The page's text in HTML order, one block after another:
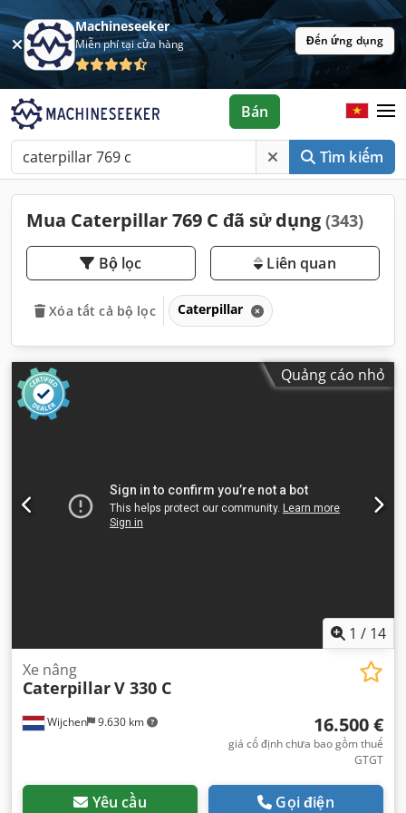
Machineseeker
Miễn phí tại cửa hàng Đến ứng dụng
Tìm kiếm
Bán
Mua Caterpillar 769 C đã sử dụng (343)
Bộ lọc Liên quan
Xóa tất cả bộ lọc Caterpillar
Quảng cáo nhỏ
1 / 14
Wijchen 9.630 km
Xe nâng
CaterpillarV 330 C
16.500 €
giá cố định chưa bao gồm thuế
GTGT
Yêu cầu Gọi điện